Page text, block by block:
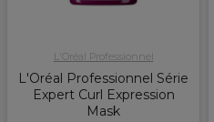
L'Oréal Professionnel
L'Oréal Professionnel Série
Expert Curl Expression
Mask